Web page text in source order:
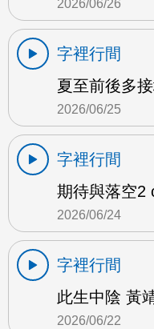
2026/06/26
字裡行間
夏至前後多
2026/06/25
字裡行間
期待與落空2
2026/06/24
字裡行間
此生中陰 黃
2026/06/22